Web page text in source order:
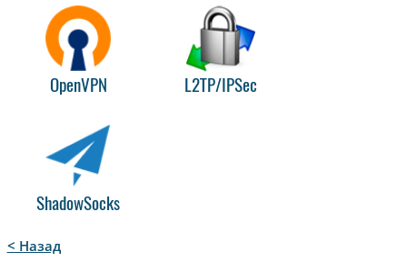
OpenVPN L2TP/IPSec
ShadowSocks
< Назад